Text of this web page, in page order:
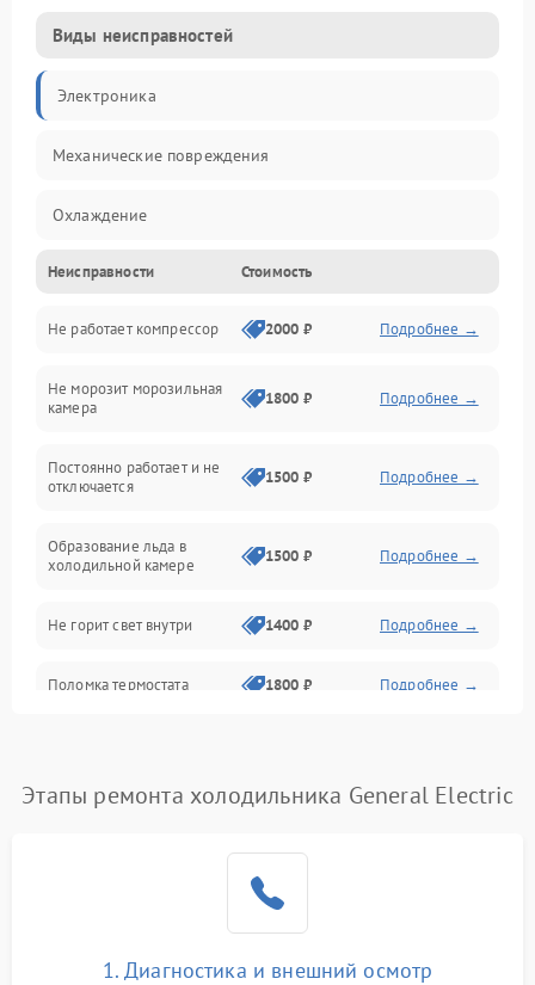
Виды неисправностей
Электроника
Механические повреждения
Охлаждение
Механика
Электропитание
Дренаж
Неисправности Стоимость
Не работает компрессор 2000 ₽ Подробнее →
Не морозит морозильная
камера
1800 ₽ Подробнее →
Постоянно работает и не
отключается
1500 ₽ Подробнее →
Образование льда в
холодильной камере
1500 ₽ Подробнее →
Не горит свет внутри 1400 ₽ Подробнее →
Поломка термостата 1800 ₽ Подробнее →
Поломка системы No Frost 2600 ₽ Подробнее →
Этапы ремонта холодильника General Electric
1. Диагностика и внешний осмотр